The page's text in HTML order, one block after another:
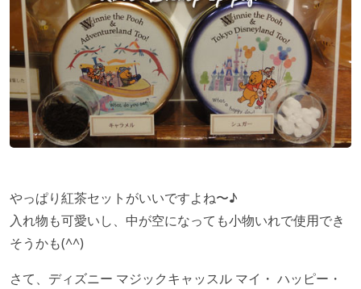
やっぱり紅茶セットがいいですよね〜♪
入れ物も可愛いし、中が空になっても小物いれで使用でき
そうかも(^^)
さて、ディズニー マジックキャッスル マイ・ ハッピー・